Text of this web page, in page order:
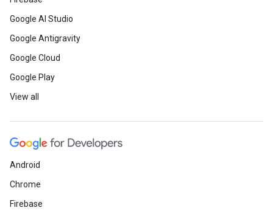
Google AI Studio
Google Antigravity
Google Cloud
Google Play
View all
Android
Chrome
Firebase